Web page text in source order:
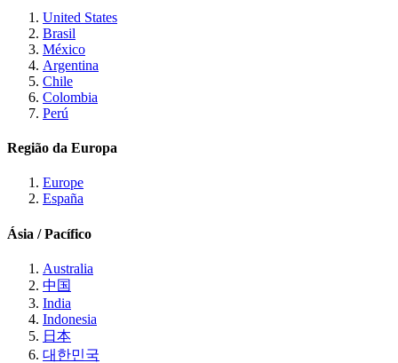
United States
Brasil
México
Argentina
Chile
Colombia
Perú
Região da Europa
Europe
España
Ásia / Pacífico
Australia
中国
India
Indonesia
日本
대한민국